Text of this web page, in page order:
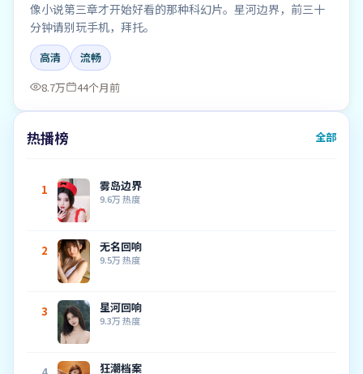
像小说第三章才开始好看的那种科幻片。星河边界，前三十
分钟请别玩手机，拜托。
高清
流畅
8.7万
44个月前
热播榜 全部
1 雾岛边界
9.6万热度
2 无名回响
9.5万热度
3 星河回响
9.3万热度
狂潮档案